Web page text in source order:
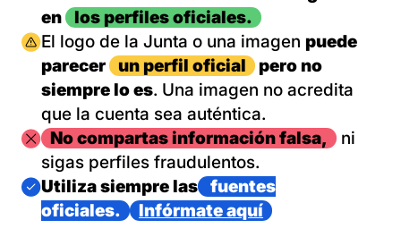
en
los perfiles oficiales.
Imagen
El logo de la Junta o una imagen puede
parecer
un perfil oficial
pero no
siempre lo es. Una imagen no acredita
que la cuenta sea auténtica.
ImagenNo compartas información falsa,
ni
sigas perfiles fraudulentos.
Imagen
Utiliza siempre las
fuentes
oficiales.
Infórmate aquí